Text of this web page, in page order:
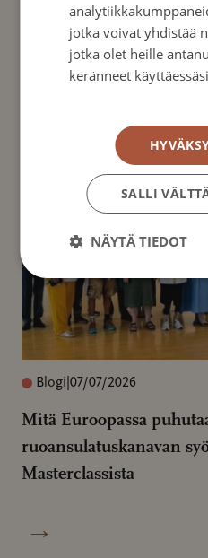
kanssakulkijoita ja
Ajankohtaista
Blogi 07/07/2026
Mitä Euroopassa
ruoansulatuskanavan
Masterclassista
→
jotka voivat yhdistää
jotka olet heille
keränneet
SALLI
NÄYTÄ TIEDOT